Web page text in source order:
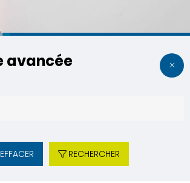
avancée
EFFACER RECHERCHER